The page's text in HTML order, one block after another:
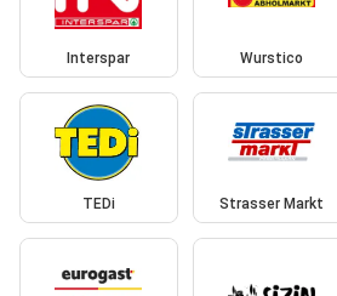
Interspar Wurstico
TEDi Strasser Markt